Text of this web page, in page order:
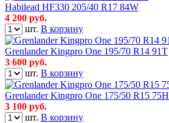
Habilead HF330 205/40 R17 84W
4 200 руб.
шт. В корзину
Grenlander Kingpro One 195/70 R14 91T
3 600 руб.
шт. В корзину
Grenlander Kingpro One 175/50 R15 75H
3 100 руб.
шт. В корзину